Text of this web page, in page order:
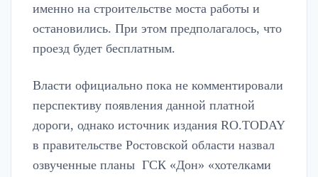
именно на строительстве моста работы и
остановились. При этом предполагалось, что
проезд будет бесплатным.
Власти официально пока не комментировали
перспективу появления данной платной
дороги, однако источник издания RO.TODAY
в правительстве Ростовской области назвал
озвученные планы ГСК «Дон» «хотелками